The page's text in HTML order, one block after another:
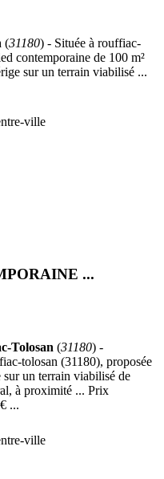
(31180) - Située à rouffiac-
contemporaine de 100 m²
sur un terrain viabilisé ...
ville
...
Tolosan (31180) -
tolosan (31180), proposée
sur un terrain viabilisé de
à proximité ... Prix
...
ville